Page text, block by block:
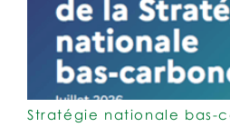
Stratégie nationale bas-